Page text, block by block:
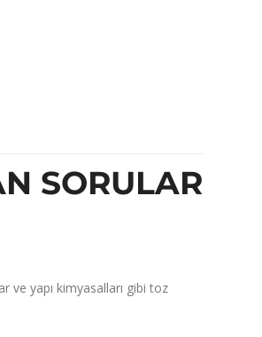
SORULAR
ve yapı kimyasalları gibi toz